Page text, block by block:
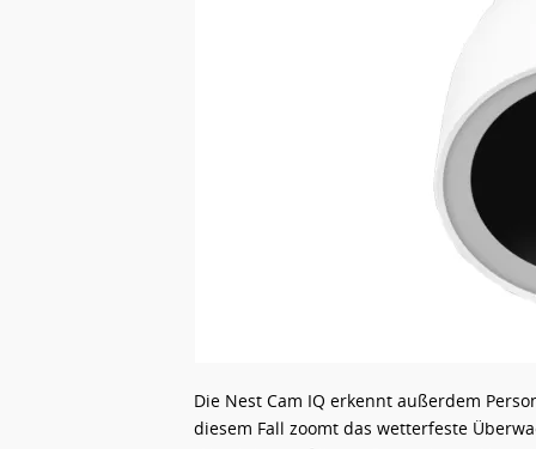
Die Nest Cam IQ erkennt außerdem
diesem Fall zoomt das wetterfeste